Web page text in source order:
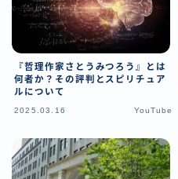
『哲理作家さとうみつろう』とは
何者か？その評判とスピリチュア
ルについて
2025.03.16 YouTube